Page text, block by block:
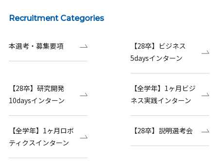
Recruitment Categories
本選考・募集要項
【28卒】ビジネス
5daysインターン
【28卒】研究開発
10daysインターン
【全学年】1ヶ月ビジ
ネス実践インターン
【全学年】1ヶ月ロボ
ティクスインターン
【28卒】説明選考会